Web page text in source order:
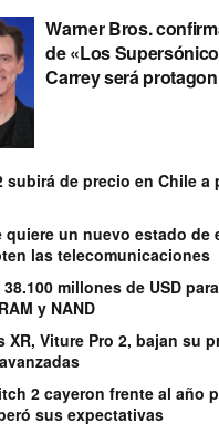
Warner Bros.
de «Los
Carrey será
subirá de precio en Chile a
quiere un nuevo estado de
las telecomunicaciones
millones de USD
y NAND
XR, Viture Pro 2, bajan su
2 cayeron frente al año
sus expectativas